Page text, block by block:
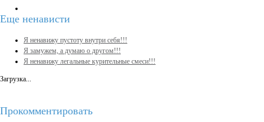
Еще ненависти
Я ненавижу пустоту внутри себя!!!
Я замужем, а думаю о другом!!!
Я ненавижу легальные курительные смеси!!!
Загрузка...
Прокомментировать